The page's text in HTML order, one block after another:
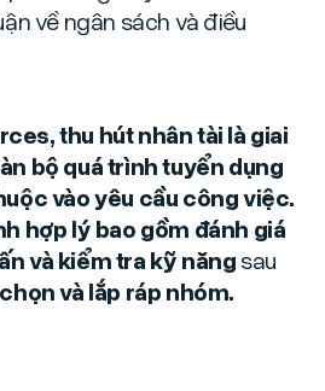
về ngân sách và điều
thu hút nhân tài là giai
bộ quá trình tuyển dụng
vào yêu cầu công việc.
hợp lý bao gồm đánh giá
và kiểm tra kỹ năng sau
và lắp ráp nhóm.